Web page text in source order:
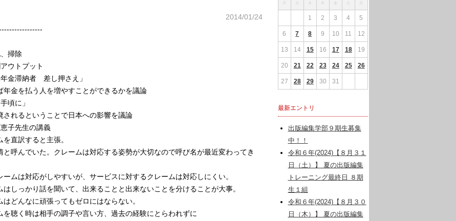
2014/01/24
掃除
ウトプット
金滞納者 差し押さえ」
金を払う人を増やすことができるかを議論
頃に」
れるということで日本への影響を議論
子先生の講義
直訳すると主張。
呼んでいた。クレームは対応する姿勢が大切なので呼び名が最近変わってき
ムは対応がしやすいが、サービスに対するクレームは対応しにくい。
しっかり話を聞いて、出来ることと出来ないことを分けることが大事。
どんなに頑張ってもゼロにはならない。
聴く時は相手の調子や言い方、過去の経験にとらわれずに
1 2 3 4 5
6 7 8 9 10 11 12
13 14 15 16 17 18 19
20 21 22 23 24 25 26
27 28 29 30 31
最新エントリ
出版編集学部９期生募集
中！！
令和６年(2024)【８月３１
日（土）】 夏の出版編集
トレーニング最終日 ８期
生１組
令和６年(2024)【８月３０
日（木）】 夏の出版編集